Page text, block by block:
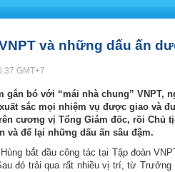
và những dấu ấn
GMT+7
gắn bó với “mái nhà chung” VNPT,
sắc mọi nhiệm vụ được giao và
cương vị Tổng Giám đốc, rồi Chủ
và để lại những dấu ấn sâu đậm.
bắt đầu công tác tại Tập đoàn
đó trải qua rất nhiều vị trí, từ Trưởng